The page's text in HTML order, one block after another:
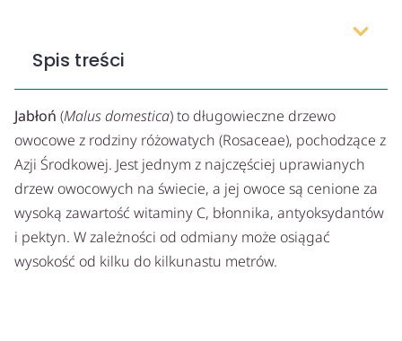
Spis treści
Jabłoń (Malus domestica) to długowieczne drzewo
owocowe z rodziny różowatych (Rosaceae), pochodzące z
Azji Środkowej. Jest jednym z najczęściej uprawianych
drzew owocowych na świecie, a jej owoce są cenione za
wysoką zawartość witaminy C, błonnika, antyoksydantów
i pektyn. W zależności od odmiany może osiągać
wysokość od kilku do kilkunastu metrów.